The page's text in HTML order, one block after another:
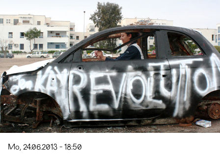
Mo, 24.06.2013 - 18:50